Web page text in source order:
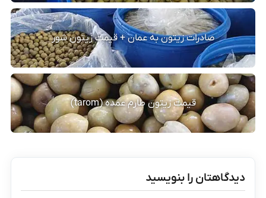
صادرات زیتون به عمان + قیمت زیتون شور
قیمت زیتون طارم عمده (tarom)
دیدگاهتان را بنویسید